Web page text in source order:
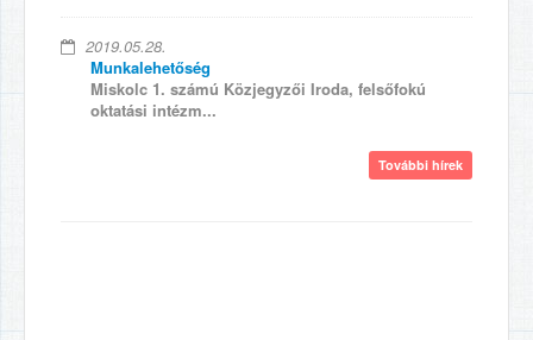
2019.05.28.
Munkalehetőség
Miskolc 1. számú Közjegyzői Iroda, felsőfokú
oktatási intézm...
További hírek